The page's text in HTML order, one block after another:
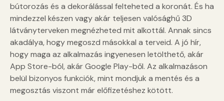
bútorozás és a dekorálással felteheted a koronát. És ha
mindezzel készen vagy akár teljesen valósághű 3D
látványterveken megnézheted mit alkottál. Annak sincs
akadálya, hogy megoszd másokkal a terveid. A jó hír,
hogy maga az alkalmazás ingyenesen letölthető, akár
App Store-ból, akár Google Play-ből. Az alkalmazáson
belül bizonyos funkciók, mint mondjuk a mentés és a
megosztás viszont már előfizetéshez kötött.